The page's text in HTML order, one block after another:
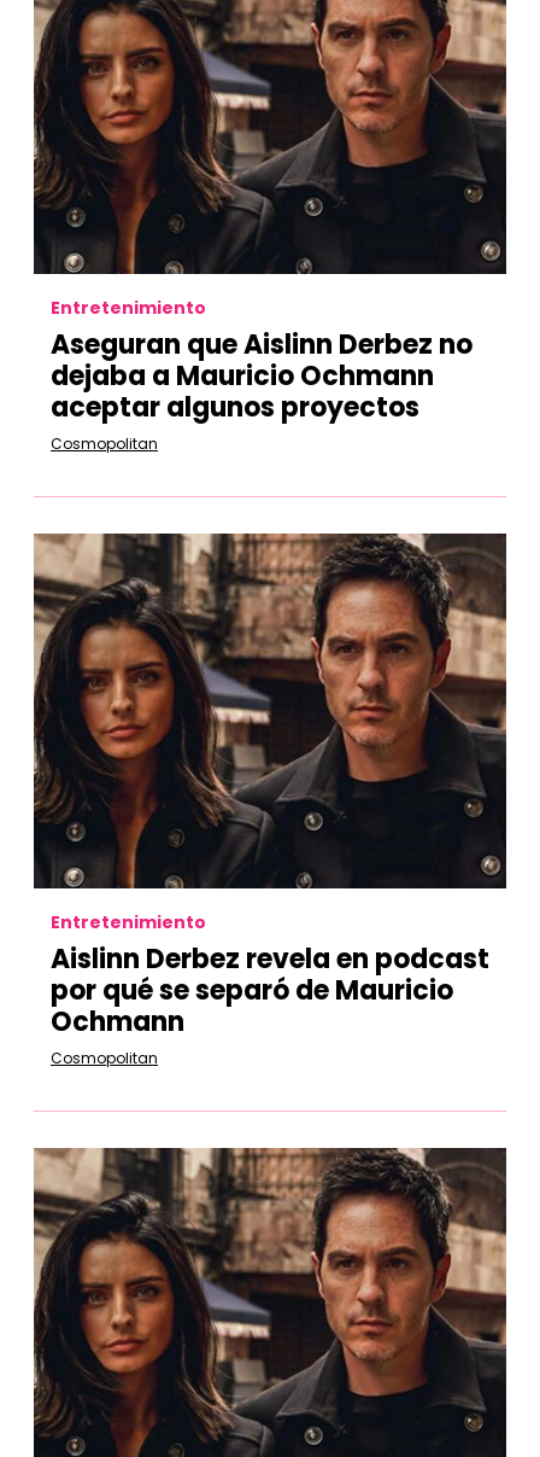
Entretenimiento
Aseguran que Aislinn Derbez no
dejaba a Mauricio Ochmann
aceptar algunos proyectos
Cosmopolitan
Entretenimiento
Aislinn Derbez revela en podcast
por qué se separó de Mauricio
Ochmann
Cosmopolitan